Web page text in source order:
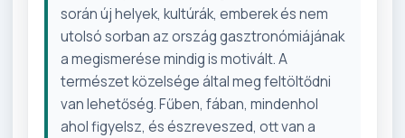
során új helyek, kultúrák, emberek és nem
utolsó sorban az ország gasztronómiájának
a megismerése mindig is motivált. A
természet közelsége által meg feltöltődni
van lehetőség. Fűben, fában, mindenhol
ahol figyelsz, és észreveszed, ott van a